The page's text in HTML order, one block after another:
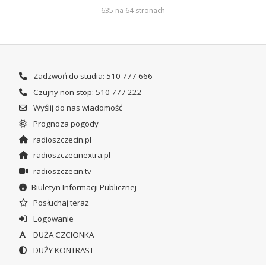
635 na 64 stronach
Zadzwoń do studia: 510 777 666
Czujny non stop: 510 777 222
Wyślij do nas wiadomość
Prognoza pogody
radioszczecin.pl
radioszczecinextra.pl
radioszczecin.tv
Biuletyn Informacji Publicznej
Posłuchaj teraz
Logowanie
DUŻA CZCIONKA
DUŻY KONTRAST